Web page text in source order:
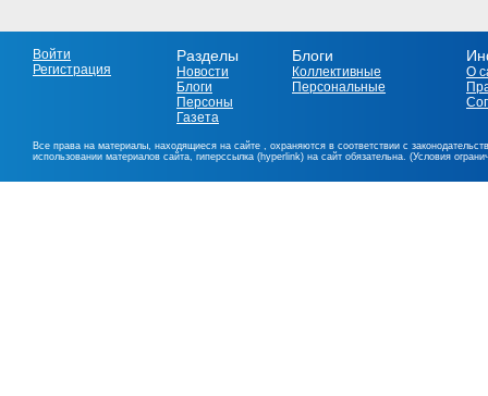
Войти
Регистрация
Разделы
Новости
Блоги
Персоны
Газета
Блоги
Коллективные
Персональные
О
Все права на материалы, находящиеся на сайте , охраняются в соответствии с
использовании материалов сайта, гиперссылка (hyperlink) на сайт обязательна. (Условия